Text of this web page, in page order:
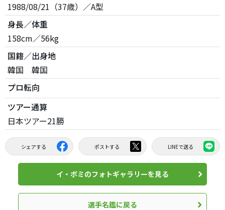
1988/08/21（37歳）／A型
身長／体重
158cm／56kg
国籍／出身地
韓国 韓国
プロ転向
ツアー通算
日本ツアー21勝
シェアする ポストする LINEで送る
イ・ボミのフォトギャラリーを見る
選手名鑑に戻る